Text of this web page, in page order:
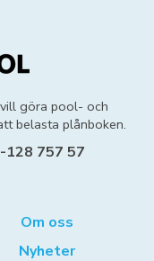
göra pool- och
belasta plånboken.
128 757 57
Om oss
Nyheter